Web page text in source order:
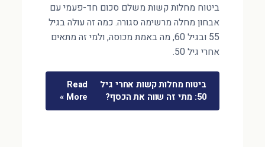
ביטוח מחלות קשות משלם סכום חד-פעמי עם
אבחון מחלה מרשימה סגורה. כמה זה עולה בגיל
55 ובגיל 60, מה באמת מכוסה, ולמי זה מתאים
אחרי גיל 50.
ביטוח מחלות קשות אחרי גיל
50: מתי זה שווה את הכסף?
Read
More »